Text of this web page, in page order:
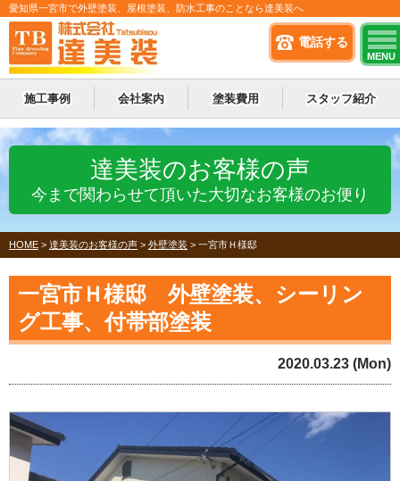
電話する
MENU
愛知県一宮市で外壁塗装、屋根塗装、防水工事のことなら達美装へ
施工事例 会社案内 塗装費用 スタッフ紹介
達美装のお客様の声
今まで関わらせて頂いた大切なお客様のお便り
HOME > 達美装のお客様の声 > 外壁塗装 > 一宮市Ｈ様邸
一宮市Ｈ様邸 外壁塗装、シーリン
グ工事、付帯部塗装
2020.03.23 (Mon)